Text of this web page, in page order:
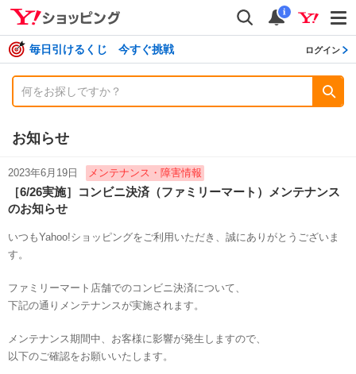
検索
通知
i
毎日引けるくじ 今すぐ挑戦 ログイン
お知らせ
2023年6月19日 メンテナンス・障害情報
［6/26実施］コンビニ決済（ファミリーマート）メンテナンス
のお知らせ
いつもYahoo!ショッピングをご利用いただき、誠にありがとうございま
す。
ファミリーマート店舗でのコンビニ決済について、
下記の通りメンテナンスが実施されます。
メンテナンス期間中、お客様に影響が発生しますので、
以下のご確認をお願いいたします。